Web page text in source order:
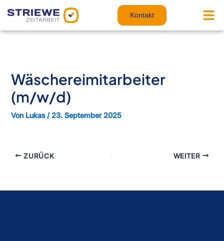
Inhalt
Kontakt
Wäschereimitarbeiter
(m/w/d)
Von Lukas/23. September 2025
ZURÜCK WEITER